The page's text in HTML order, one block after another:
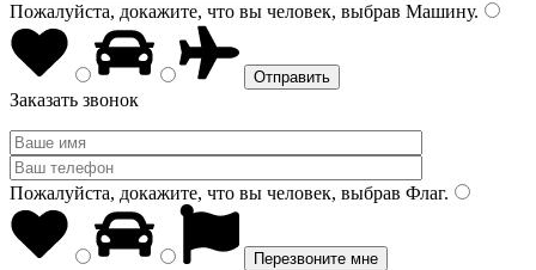
Пожалуйста, докажите, что вы человек, выбрав Машину.
Заказать звонок
Пожалуйста, докажите, что вы человек, выбрав Флаг.